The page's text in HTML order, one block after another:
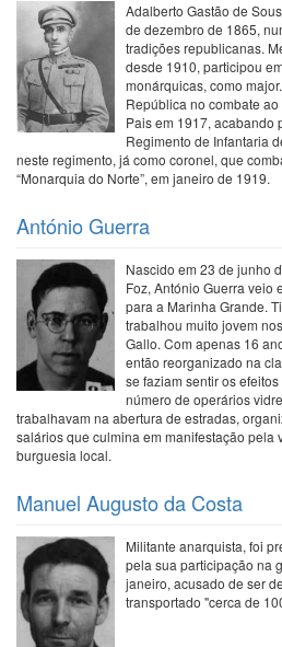
Adalberto Gastão de
de dezembro de 1865,
tradições republicanas.
desde 1910, participou
monárquicas, como
República no combate
Pais em 1917, acabando
Regimento de Infantaria
neste regimento, já como coronel, que
“Monarquia do Norte”, em janeiro de 1919.
António Guerra
Nascido em 23 de junho
Foz, António Guerra veio
para a Marinha Grande.
trabalhou muito jovem
Gallo. Com apenas 16
então reorganizado na
se faziam sentir os
número de operários
trabalhavam na abertura de estradas,
salários que culmina em manifestação pela
burguesia local.
Manuel Augusto da Costa
Militante anarquista, foi
pela sua participação na
janeiro, acusado de ser
transportado "cerca de